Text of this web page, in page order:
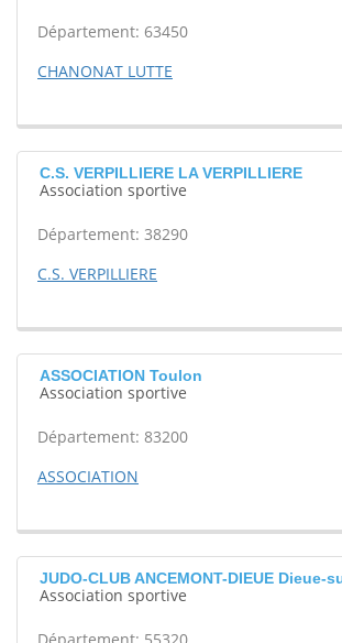
Département: 63450
CHANONAT LUTTE
C.S. VERPILLIERE LA VERPILLIERE
Association sportive
Département: 38290
C.S. VERPILLIERE
ASSOCIATION Toulon
Association sportive
Département: 83200
ASSOCIATION
JUDO-CLUB ANCEMONT-DIEUE Dieue-
Association sportive